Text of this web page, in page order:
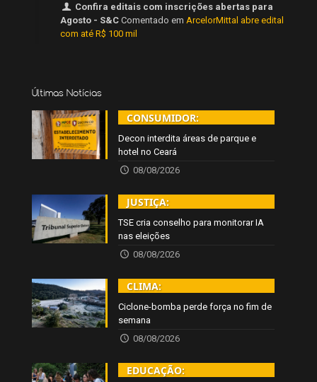
Confira editais com inscrições abertas para
Agosto - S&C Comentado em ArcelorMittal abre edital
com até R$ 100 mil
Últimas Notícias
CONSUMIDOR:
Decon interdita áreas de parque e
hotel no Ceará
08/08/2026
JUSTIÇA:
TSE cria conselho para monitorar IA
nas eleições
08/08/2026
CLIMA:
Ciclone-bomba perde força no fim de
semana
08/08/2026
EDUCAÇÃO: